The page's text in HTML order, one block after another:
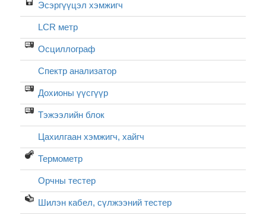
Эсэргүүцэл хэмжигч
LCR метр
Осциллограф
Спектр анализатор
Дохионы үүсгүүр
Тэжээлийн блок
Цахилгаан хэмжигч, хайгч
Термометр
Орчны тестер
Шилэн кабел, cүлжээний тестер